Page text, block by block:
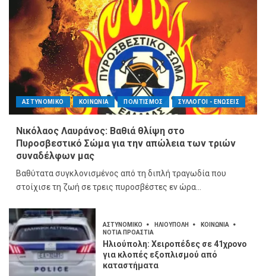
ΑΣΤΥΝΟΜΙΚΟ ΚΟΙΝΩΝΙΑ ΠΟΛΙΤΙΣΜΟΣ ΣΥΛΛΟΓΟΙ - ΕΝΩΣΕΙΣ
Νικόλαος Λαυράνος: Βαθιά θλίψη στο
Πυροσβεστικό Σώμα για την απώλεια των τριών
συναδέλφων μας
Βαθύτατα συγκλονισμένος από τη διπλή τραγωδία που
στοίχισε τη ζωή σε τρεις πυροσβέστες εν ώρα...
ΑΣΤΥΝΟΜΙΚΟ ΗΛΙΟΥΠΟΛΗ
ΚΟΙΝΩΝΙΑ
ΝΟΤΙΑ ΠΡΟΑΣΤΙΑ
Ηλιούπολη: Χειροπέδες σε 41χρονο
για κλοπές εξοπλισμού από
καταστήματα